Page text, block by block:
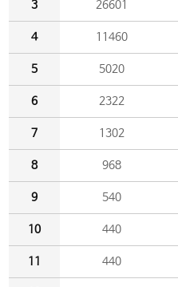
3 26601
4 11460
5 5020
6 2322
7 1302
8 968
9 540
10 440
11 440